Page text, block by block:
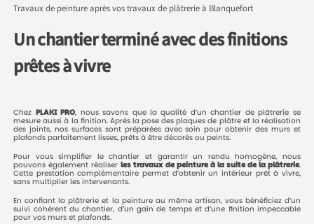
Travaux de peinture après vos travaux de plâtrerie à Blanquefort
Un chantier terminé avec des finitions
prêtes à vivre
Chez PLAKIPRO, noussavons que laqualité d’unchantier deplâtrerie se
mesureaussià la finition. Après laposedesplaquesde plâtre et la réalisation
desjoints, nos surfaces sont préparées avecsoinpourobtenirdes murs et
plafondsparfaitementlisses,prêtsàêtredécorésoupeints.
Pour voussimplifier lechantier et garantirun renduhomogène, nous
pouvonségalementréaliserlestravaux depeintureà la suitedela plâtrerie.
Cette prestationcomplémentairepermet d’obtenirun intérieur prêtà vivre,
sansmultiplierlesintervenants.
Enconfiantlaplâtrerieet la peinture au même artisan, vous bénéficiez d’un
suivi cohérent duchantier, d’un gainde temps etd’une finition impeccable
pourvosmursetplafonds.